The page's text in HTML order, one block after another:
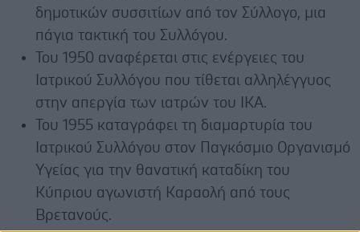
δημοτικών συσσιτίων από τον Σύλλογο, μια
πάγια τακτική του Συλλόγου.
Του 1950 αναφέρεται στις ενέργειες του
Ιατρικού Συλλόγου που τίθεται αλληλέγγυος
στην απεργία των ιατρών του ΙΚΑ.
Του 1955 καταγράφει τη διαμαρτυρία του
Ιατρικού Συλλόγου στον Παγκόσμιο Οργανισμό
Υγείας για την θανατική καταδίκη του
Κύπριου αγωνιστή Καραολή από τους
Βρετανούς.